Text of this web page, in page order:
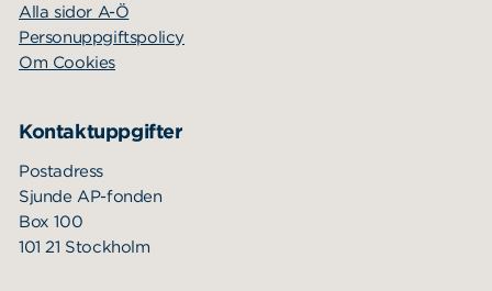
Alla sidor A-Ö
Personuppgiftspolicy
Om Cookies
Kontaktuppgifter
Postadress
Sjunde AP-fonden
Box 100
101 21 Stockholm